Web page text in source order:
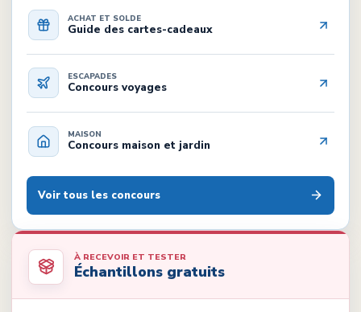
ACHAT ET SOLDE
Guide des cartes-cadeaux
ESCAPADES
Concours voyages
MAISON
Concours maison et jardin
Voir tous les concours
À RECEVOIR ET TESTER
Échantillons gratuits